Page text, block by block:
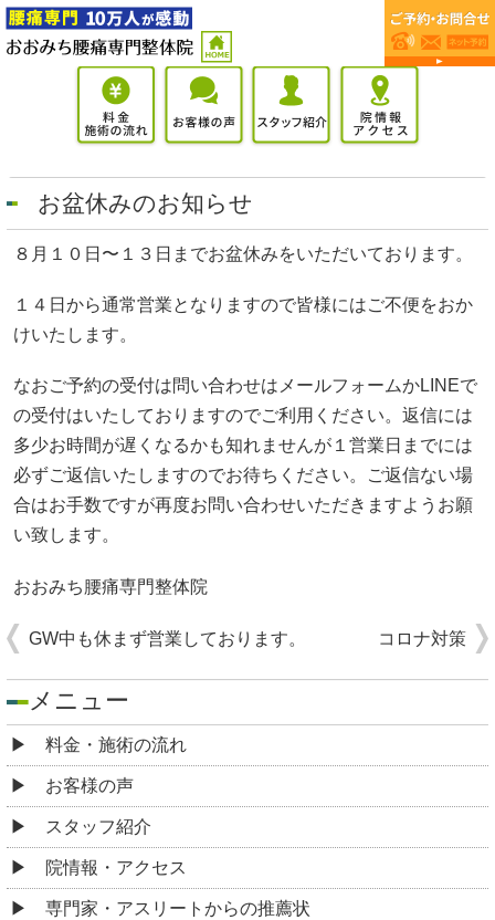
お盆休みのお知らせ
８月１０日〜１３日までお盆休みをいただいております。
１４日から通常営業となりますので皆様にはご不便をおか
けいたします。
なおご予約の受付は問い合わせはメールフォームかLINEで
の受付はいたしておりますのでご利用ください。返信には
多少お時間が遅くなるかも知れませんが１営業日までには
必ずご返信いたしますのでお待ちください。ご返信ない場
合はお手数ですが再度お問い合わせいただきますようお願
い致します。
おおみち腰痛専門整体院
GW中も休まず営業しております。 コロナ対策
メニュー
料金・施術の流れ
お客様の声
スタッフ紹介
院情報・アクセス
専門家・アスリートからの推薦状